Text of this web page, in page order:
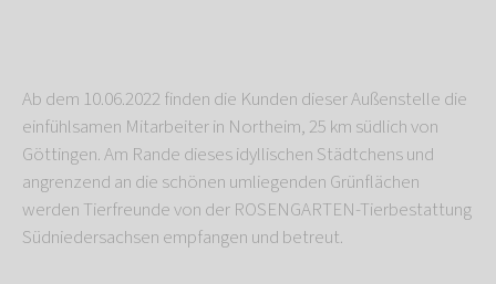
Ab dem 10.06.2022 finden die Kunden dieser Außenstelle die
einfühlsamen Mitarbeiter in Northeim, 25 km südlich von
Göttingen. Am Rande dieses idyllischen Städtchens und
angrenzend an die schönen umliegenden Grünflächen
werden Tierfreunde von der ROSENGARTEN-Tierbestattung
Südniedersachsen empfangen und betreut.